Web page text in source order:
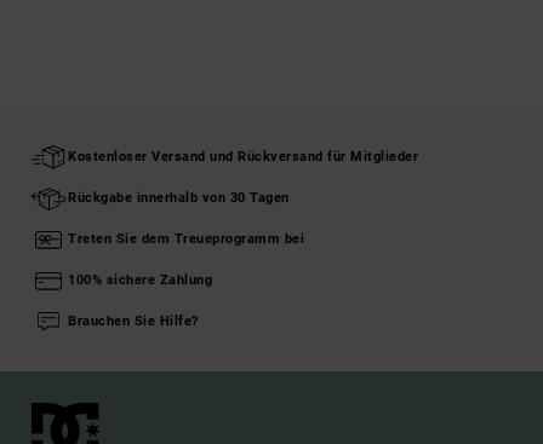
Kostenloser Versand und Rückversand für Mitglieder
Rückgabe innerhalb von 30 Tagen
Treten Sie dem Treueprogramm bei
100% sichere Zahlung
Brauchen Sie Hilfe?